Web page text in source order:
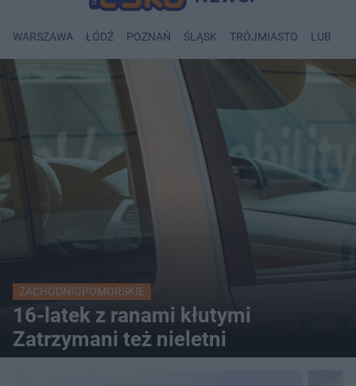
WARSZAWA ŁÓDŹ POZNAŃ ŚLĄSK TRÓJMIASTO LUBLIN
ZACHODNIOPOMORSKIE
16-latek z ranami kłutymi
Zatrzymani też nieletni